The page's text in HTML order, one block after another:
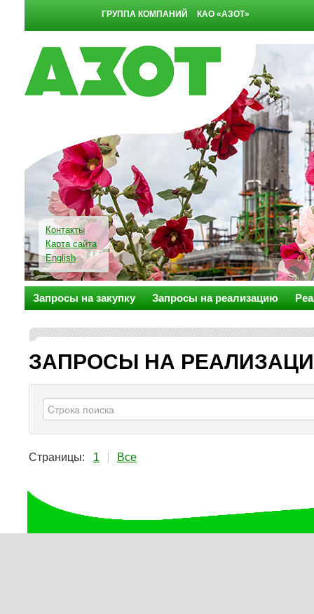
ГРУППА КОМПАНИЙ КАО «АЗОТ»
Контакты
Карта сайта
English
Запросы на закупку Запросы на реализацию
ЗАПРОСЫ НА
Страницы: 1 Все